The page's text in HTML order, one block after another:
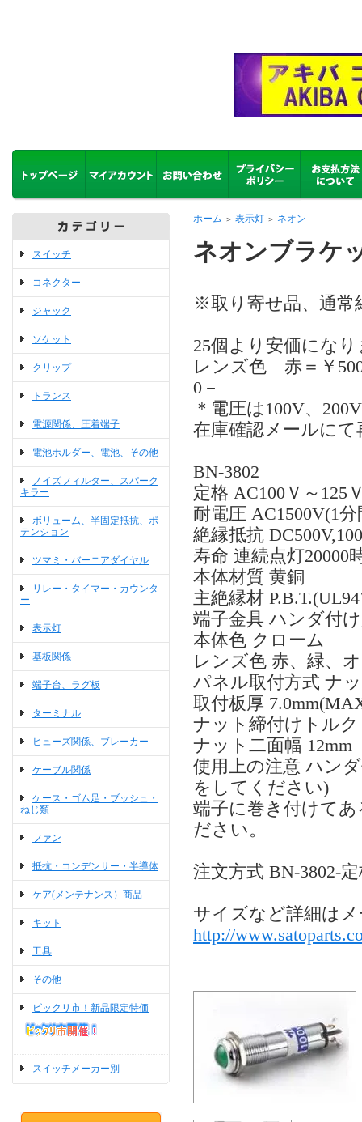
スイッチ
コネクター
ジャック
ソケット
クリップ
トランス
電源関係、圧着端子
電池ホルダー、電池、その他
ノイズフィルター、スパーク
キラー
ボリューム、半固定抵抗、ポ
テンション
ツマミ・バーニアダイヤル
リレー・タイマー・カウンタ
ー
表示灯
基板関係
端子台、ラグ板
ターミナル
ヒューズ関係、ブレーカー
ケーブル関係
ケース・ゴム足・ブッシュ・
ねじ類
ファン
抵抗・コンデンサー・半導体
ケア(メンテナンス）商品
キット
工具
その他
ビックリ市！新品限定特価
スイッチメーカー別
ホーム ＞ 表示灯 ＞ ネオン
ネオンブラケ
※取り寄せ品、通常
25個より安価にな
レンズ色 赤＝￥
0－
＊電圧は100V、
在庫確認メールに
BN-3802
定格 AC100Ｖ～125
耐電圧 AC1500V(1分
絶縁抵抗
寿命 連続点灯20000
本体材質 黄銅
主絶縁材
端子金具 ハンダ付
本体色 クローム
レンズ色 赤、緑、
パネル取付方式 ナ
取付板厚
ナット締付けトルク
ナット二面幅 12mm
使用上の注意 ハン
をしてください)
端子に巻き付けて
ださい。
注文方式 BN-3802-
サイズなど詳細は
http://